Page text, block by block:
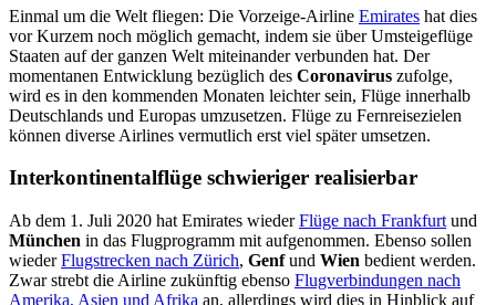
Einmal um die Welt fliegen: Die Vorzeige-Airline Emirates hat dies
vor Kurzem noch möglich gemacht, indem sie über Umsteigeflüge
Staaten auf der ganzen Welt miteinander verbunden hat. Der
momentanen Entwicklung bezüglich des Coronavirus zufolge,
wird es in den kommenden Monaten leichter sein, Flüge innerhalb
Deutschlands und Europas umzusetzen. Flüge zu Fernreisezielen
können diverse Airlines vermutlich erst viel später umsetzen.
Interkontinentalflüge schwieriger realisierbar
Ab dem 1. Juli 2020 hat Emirates wiederFlüge nach Frankfurt und
München in das Flugprogramm mit aufgenommen. Ebenso sollen
wiederFlugstrecken nach Zürich, Genfund Wien bedient werden.
Zwar strebt die Airline zukünftig ebenso Flugverbindungen nach
Amerika, Asien und Afrika an, allerdings wird dies in Hinblick auf